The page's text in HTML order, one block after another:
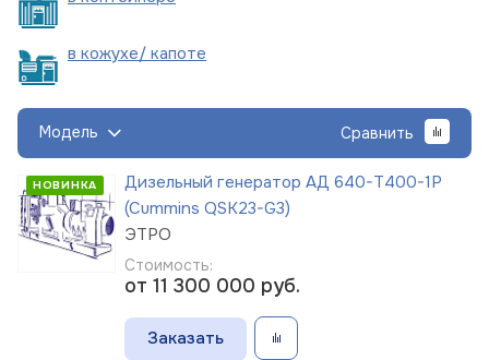
в кожухе/ капоте
Модель Сравнить
НОВИНКА
Дизельный генератор АД 640-Т400-1Р
(Cummins QSK23-G3)
ЭТРО
Стоимость:
от 11 300 000 руб.
Заказать